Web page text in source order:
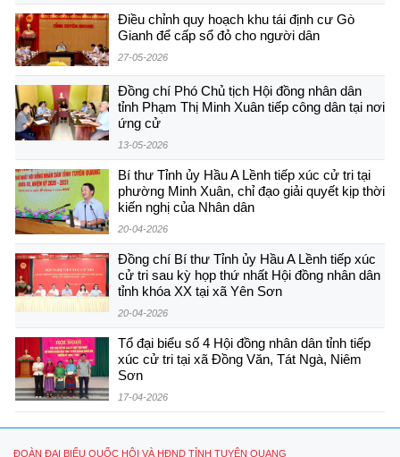
Điều chỉnh quy hoạch khu tái định cư Gò
Gianh để cấp sổ đỏ cho người dân
27-05-2026
Đồng chí Phó Chủ tịch Hội đồng nhân dân
tỉnh Phạm Thị Minh Xuân tiếp công dân tại nơi
ứng cử
13-05-2026
Bí thư Tỉnh ủy Hầu A Lềnh tiếp xúc cử tri tại
phường Minh Xuân, chỉ đạo giải quyết kịp thời
kiến nghị của Nhân dân
20-04-2026
Đồng chí Bí thư Tỉnh ủy Hầu A Lềnh tiếp xúc
cử tri sau kỳ họp thứ nhất Hội đồng nhân dân
tỉnh khóa XX tại xã Yên Sơn
20-04-2026
Tổ đại biểu số 4 Hội đồng nhân dân tỉnh tiếp
xúc cử tri tại xã Đồng Văn, Tát Ngà, Niêm
Sơn
17-04-2026
ĐOÀN ĐẠI BIỂU QUỐC HỘI VÀ HĐND TỈNH TUYÊN QUANG